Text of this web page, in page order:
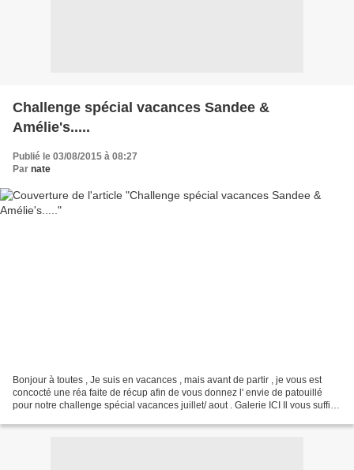
Challenge spécial vacances Sandee &
Amélie's.....
Publié le 03/08/2015 à 08:27
Par nate
Bonjour à toutes , Je suis en vacances , mais avant de partir , je vous est
concocté une réa faite de récup afin de vous donnez l' envie de patouillé
pour notre challenge spécial vacances juillet/ aout . Galerie ICI Il vous suffit